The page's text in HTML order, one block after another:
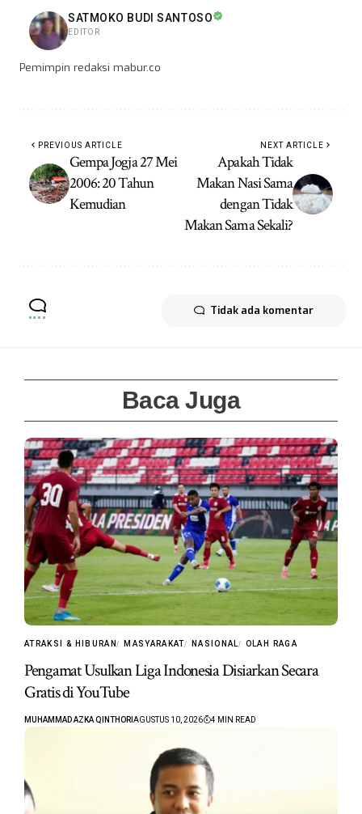
SATMOKO BUDI SANTOSO
EDITOR
Pemimpin redaksi mabur.co
PREVIOUS ARTICLE
Gempa Jogja 27 Mei
2006: 20 Tahun
Kemudian
NEXT ARTICLE
Apakah Tidak
Makan Nasi Sama
dengan Tidak
Makan Sama Sekali?
Tidak ada komentar
Baca Juga
ATRAKSI & HIBURAN MASYARAKAT NASIONAL OLAH RAGA
Pengamat Usulkan Liga Indonesia Disiarkan Secara
Gratis di YouTube
MUHAMMAD AZKA QINTHORI AGUSTUS 10, 2026 4 MIN READ